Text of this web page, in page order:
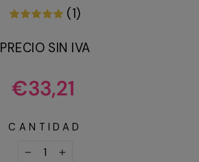
(1)
PRECIO SIN IVA
Precio
habitual
€33,21
CANTIDAD